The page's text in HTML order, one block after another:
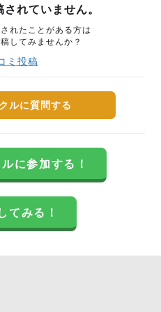
れていません。
れたことがある方は
してみませんか？
ミ投稿
ルに質問する
に参加する！
てみる！